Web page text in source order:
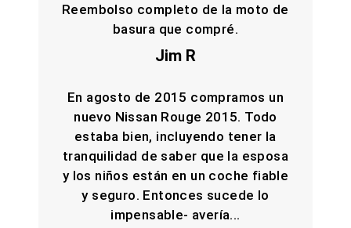
Reembolso completo de la moto de
basura que compré.
Jim R
En agosto de 2015 compramos un
nuevo Nissan Rouge 2015. Todo
estaba bien, incluyendo tener la
tranquilidad de saber que la esposa
y los niños están en un coche fiable
y seguro. Entonces sucede lo
impensable- avería...